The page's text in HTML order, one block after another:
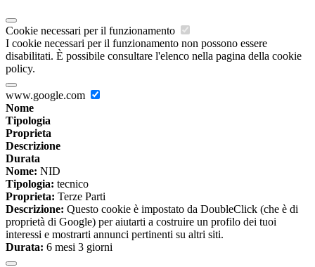
Cookie necessari per il funzionamento
I cookie necessari per il funzionamento non possono essere
disabilitati. È possibile consultare l'elenco nella pagina della cookie
policy.
www.google.com
Nome
Tipologia
Proprieta
Descrizione
Durata
Nome: NID
Tipologia: tecnico
Proprieta: Terze Parti
Descrizione: Questo cookie è impostato da DoubleClick (che è di
proprietà di Google) per aiutarti a costruire un profilo dei tuoi
interessi e mostrarti annunci pertinenti su altri siti.
Durata: 6 mesi 3 giorni